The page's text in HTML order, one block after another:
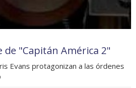
de "Capitán América 2"
Evans protagonizan a las órdenes